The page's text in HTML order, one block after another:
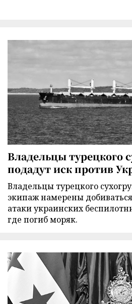
Владельцы турецкого
подадут иск против
Владельцы турецкого
экипаж намерены
атаки украинских
где погиб моряк.